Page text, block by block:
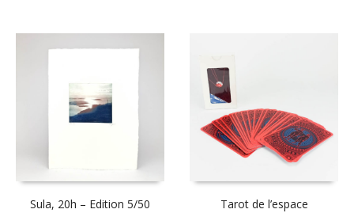
Sula, 20h – Edition 5/50
Tarot de l’espace